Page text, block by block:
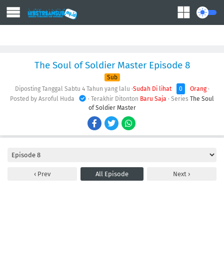
The Soul of Soldier Master Episode 8
Sub
Diposting Tanggal Sabtu 4 Tahun yang lalu ·Sudah Di lihat 0 Orang·
Posted by Asroful Huda
· Terakhir Ditonton Baru Saja · Series The Soul
of Soldier Master
Prev All Episode Next